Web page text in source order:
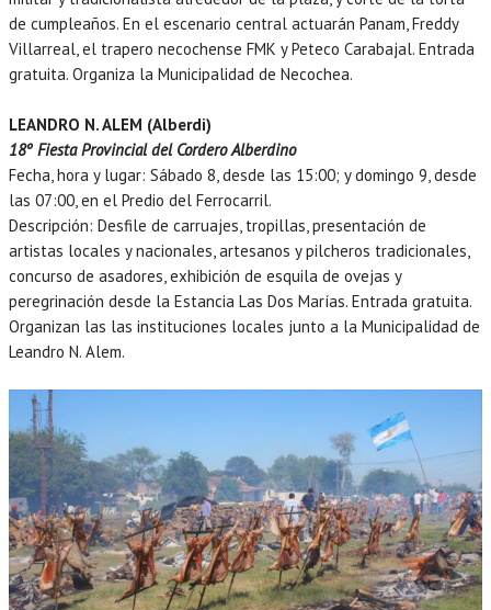
de cumpleaños. En el escenario central actuarán Panam, Freddy
Villarreal, el trapero necochense FMK y Peteco Carabajal. Entrada
gratuita. Organiza la Municipalidad de Necochea.
LEANDRO N. ALEM (Alberdi)
18º Fiesta Provincial del Cordero Alberdino
Fecha, hora y lugar: Sábado 8, desde las 15:00; y domingo 9, desde
las 07:00, en el Predio del Ferrocarril.
Descripción: Desfile de carruajes, tropillas, presentación de
artistas locales y nacionales, artesanos y pilcheros tradicionales,
concurso de asadores, exhibición de esquila de ovejas y
peregrinación desde la Estancia Las Dos Marías. Entrada gratuita.
Organizan las las instituciones locales junto a la Municipalidad de
Leandro N. Alem.